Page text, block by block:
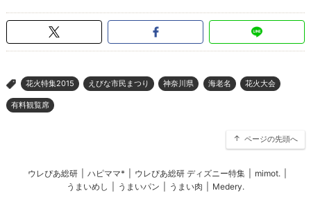
> 花火特集2015 えびな市民まつり 神奈川県 海老名 花火大会
有料観覧席
ページの先頭へ
ウレぴあ総研 ハピママ* ウレぴあ総研 ディズニー特集 mimot.
うまいめし
うまいパン うまい肉 Medery.